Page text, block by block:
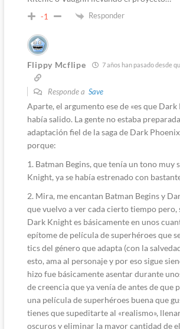
-1 Responder
Flippy Mcflipe 7 años han pasado desde
Responde a Save
Aparte, el argumento ese de «es que
había salido. La gente no estaba
adaptación fiel de la saga de Dark
porque:
1. Batman Begins, que tenía un tono muy
Knight, ya se había estrenado con
2. Mira, me encantan Batman Begins y
que vuelvo a ver cada cierto tiempo pero,
Dark Knight es básicamente en unos
epítome de película de superhéroes que
tics del género que adapta (con la
esto, ama al personaje y por eso sigue
hizo fue básicamente asentar durante
de creencia que ya venía de antes de que
una película de superhéroes buena que
tienes que supeditarte al «realismo»,
oscuros y eliminar la mayor cantidad de